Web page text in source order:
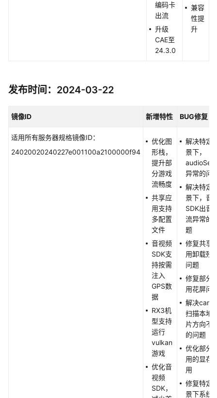
编码卡
出流
升级
CAE至
24.3.0
兼容
性提
升
发布时间：2024-03-22
镜像ID 新增特性 BUG修复
适用所有服务器规格镜像ID：
24020020240227e001100a2100000f94
优化图
形栈，
提升部
分游戏
流畅度
共享应
用支持
多配置
文件
音视频
SDK支
持按需
注入
GPS数
据
RX3机
型支持
运行
vulkan
游戏
优化音
视频
SDK，
解决特定
景下，
异常的问
解决特定
景下，音
SDK出音
流异常的
题
修复共享
用卸载残
问题
修复部分
用花屏问
解决
扫描本地
片方向不
的问题
优化部分
用的显存
用
修复特定
景下系统